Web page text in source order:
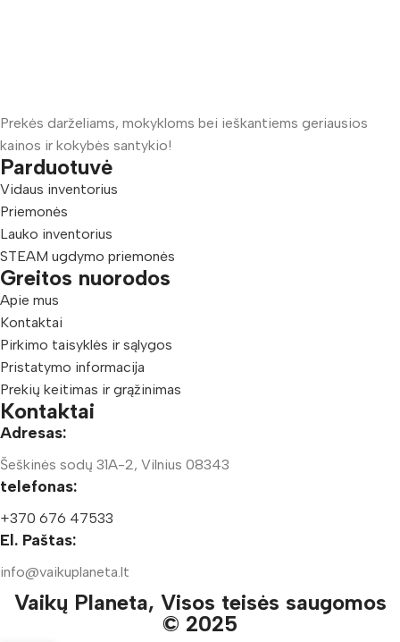
Prekės darželiams, mokykloms bei ieškantiems geriausios
kainos ir kokybės santykio!
Parduotuvė
Vidaus inventorius
Priemonės
Lauko inventorius
STEAM ugdymo priemonės
Greitos nuorodos
Apie mus
Kontaktai
Pirkimo taisyklės ir sąlygos
Pristatymo informacija
Prekių keitimas ir grąžinimas
Kontaktai
Adresas:
Šeškinės sodų 31A-2, Vilnius 08343
telefonas:
+370 676 47533
El. Paštas:
info@vaikuplaneta.lt
Vaikų Planeta, Visos teisės saugomos
© 2025